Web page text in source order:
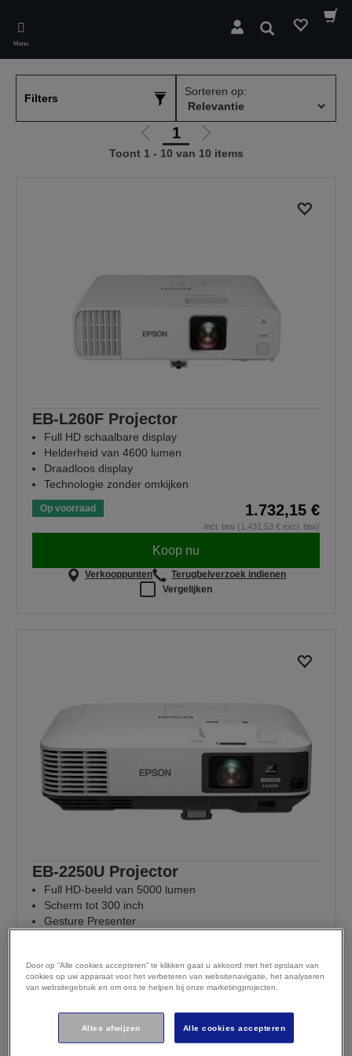
main
content
Menu
Zoeken
Filters
Sorteren op:
Ga
naar
1
Ga
naar
Toont 1 - 10 van 10 items
EB-L260F Projector
Full HD schaalbare display
Helderheid van 4600 lumen
Draadloos display
Technologie zonder omkijken
Op voorraad 1.732,15 €
incl. btw (1.431,53 € excl. btw)
Koop nu
Verkooppunten
Terugbelverzoek indienen
Vergelijken
EB-2250U Projector
Full HD-beeld van 5000 lumen
Scherm tot 300 inch
Gesture Presenter
Beperkte voorraad 1.317,97 €
incl. btw (1.089,23 € excl. btw)
Verkooppunten
Terugbelverzoek indienen
Vergelijken
Projectoren die
Door op “Alle cookies accepteren” te klikken gaat u akkoord met het opslaan van
cookies op uw apparaat voor het verbeteren van websitenavigatie, het analyseren
van websitegebruik en om ons te helpen bij onze marketingprojecten.
Alles afwijzen Alle cookies accepteren